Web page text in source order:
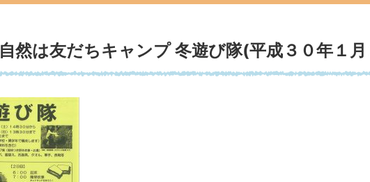
自然は友だちキャンプ 冬遊び隊(平成３０年１